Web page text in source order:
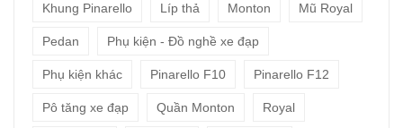
Khung Pinarello Líp thả Monton Mũ Royal
Pedan Phụ kiện - Đồ nghề xe đạp
Phụ kiện khác Pinarello F10 Pinarello F12
Pô tăng xe đạp Quần Monton Royal